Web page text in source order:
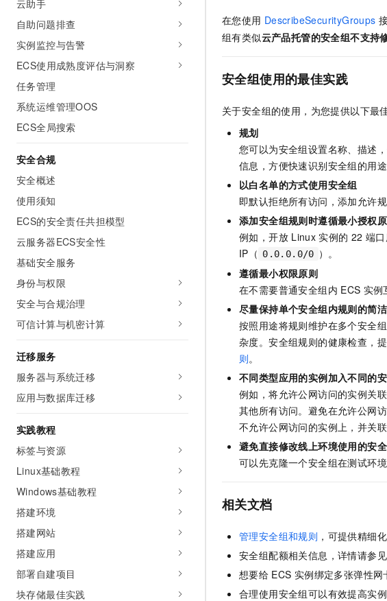
云助手
自助问题排查
实例监控与告警
ECS使用成熟度评估与洞察
任务管理
系统运维管理OOS
ECS全局搜索
安全合规
安全概述
使用须知
ECS的安全责任共担模型
云服务器ECS安全性
基础安全服务
身份与权限
安全与合规治理
可信计算与机密计算
迁移服务
服务器与系统迁移
应用与数据库迁移
实践教程
标签与资源
Linux基础教程
Windows基础教程
搭建环境
搭建网站
搭建应用
部署自建项目
块存储最佳实践
在您使用 DescribeSecurityGroups
组有类似云产品托管的安全组不支持
安全组使用的最佳实践
关于安全组的使用，为您提供以下最
规划
您可以为安全组设置名称、描述
信息，方便快速识别安全组的用
以白名单的方式使用安全组
即默认拒绝所有访问，添加允许
添加安全组规则时遵循最小授权
例如，开放 Linux 实例的 22 端
IP（ 0.0.0.0/0 ）。
遵循最小权限原则
在不需要普通安全组内 ECS 实例
尽量保持单个安全组内规则的简洁
按照用途将规则维护在多个安全
杂度。安全组规则的健康检查，
则。
不同类型应用的实例加入不同的
例如，将允许公网访问的实例关
其他所有访问。避免在允许公网
不允许公网访问的实例上，并关联
避免直接修改线上环境使用的安
可以先克隆一个安全组在测试环
相关文档
管理安全组和规则 ，可提供精细
安全组配额相关信息，详情请参见
想要给 ECS 实例绑定多张弹性
合理使用安全组可以有效提高实